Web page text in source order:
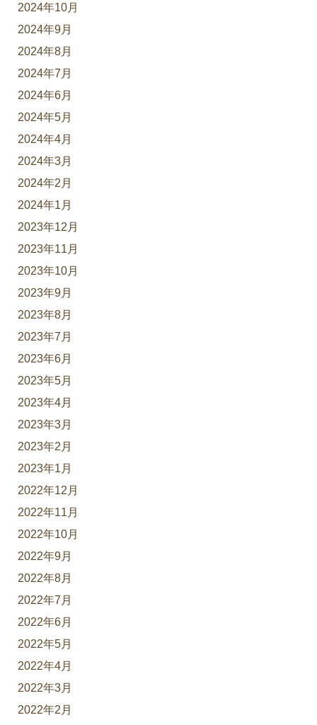
2024年10月
2024年9月
2024年8月
2024年7月
2024年6月
2024年5月
2024年4月
2024年3月
2024年2月
2024年1月
2023年12月
2023年11月
2023年10月
2023年9月
2023年8月
2023年7月
2023年6月
2023年5月
2023年4月
2023年3月
2023年2月
2023年1月
2022年12月
2022年11月
2022年10月
2022年9月
2022年8月
2022年7月
2022年6月
2022年5月
2022年4月
2022年3月
2022年2月